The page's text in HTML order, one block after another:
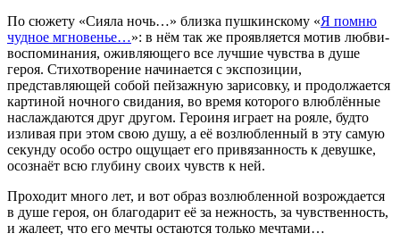
По сюжету «Сияла ночь…» близка пушкинскому «Я помню
чудное мгновенье…»: в нём так же проявляется мотив любви-
воспоминания, оживляющего все лучшие чувства в душе
героя. Стихотворение начинается с экспозиции,
представляющей собой пейзажную зарисовку, и продолжается
картиной ночного свидания, во время которого влюблённые
наслаждаются друг другом. Героиня играет на рояле, будто
изливая при этом свою душу, а её возлюбленный в эту самую
секунду особо остро ощущает его привязанность к девушке,
осознаёт всю глубину своих чувств к ней.
Проходит много лет, и вот образ возлюбленной возрождается
в душе героя, он благодарит её за нежность, за чувственность,
и жалеет, что его мечты остаются только мечтами…